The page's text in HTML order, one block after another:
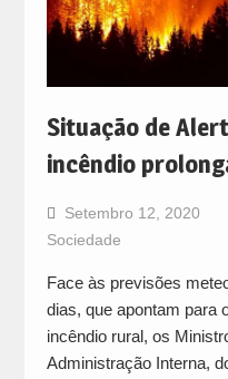
Situação de
incêndio
Setembro 12, 2020
Sociedade
Face às previsões
dias, que apontam para
incêndio rural, os
Administração Interna,